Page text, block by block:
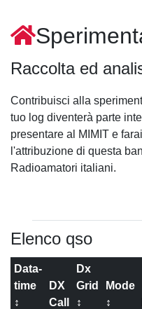
Raccolta ed
Contribuisci alla
tuo log diventerà parte
presentare al MIMIT e
l'attribuzione di questa
Radioamatori italiani.
Elenco qso
Data-
time
↕
DX
Call
Dx
Grid
↕
Mode
↕